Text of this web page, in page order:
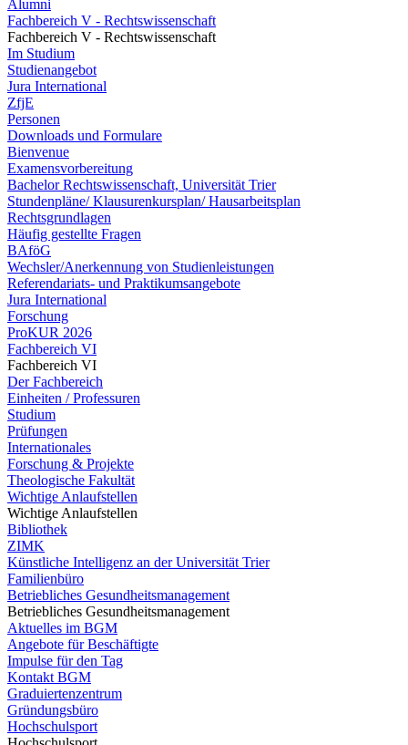
Alumni
Fachbereich V - Rechtswissenschaft
Fachbereich V - Rechtswissenschaft
Im Studium
Studienangebot
Jura International
ZfjE
Personen
Downloads und Formulare
Bienvenue
Examensvorbereitung
Bachelor Rechtswissenschaft, Universität Trier
Stundenpläne/ Klausurenkursplan/ Hausarbeitsplan
Rechtsgrundlagen
Häufig gestellte Fragen
BAföG
Wechsler/Anerkennung von Studienleistungen
Referendariats- und Praktikumsangebote
Jura International
Forschung
ProKUR 2026
Fachbereich VI
Fachbereich VI
Der Fachbereich
Einheiten / Professuren
Studium
Prüfungen
Internationales
Forschung & Projekte
Theologische Fakultät
Wichtige Anlaufstellen
Wichtige Anlaufstellen
Bibliothek
ZIMK
Künstliche Intelligenz an der Universität Trier
Familienbüro
Betriebliches Gesundheitsmanagement
Betriebliches Gesundheitsmanagement
Aktuelles im BGM
Angebote für Beschäftigte
Impulse für den Tag
Kontakt BGM
Graduiertenzentrum
Gründungsbüro
Hochschulsport